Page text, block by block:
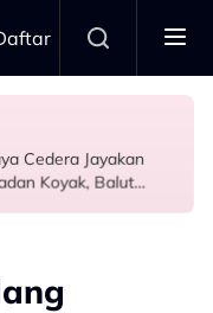
Saksikan Kudrat
Cedera Jayakan
Koyak, Balut
Dikenali
Hasil Ciptaan AI